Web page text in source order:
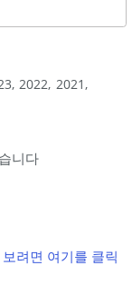
2022 2021
려면 여기를 클릭